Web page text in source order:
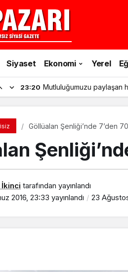
Siyaset Ekonomi Yerel
23:20 Mutluluğumuzu paylaşan
Göllüalan Şenliği’nde 7’den
tarafından yayınlandı
2016, 23:33 yayınlandı 23